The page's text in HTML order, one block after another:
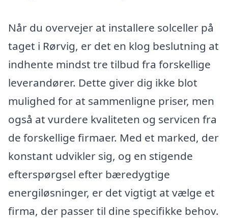
Når du overvejer at installere solceller på
taget i Rørvig, er det en klog beslutning at
indhente mindst tre tilbud fra forskellige
leverandører. Dette giver dig ikke blot
mulighed for at sammenligne priser, men
også at vurdere kvaliteten og servicen fra
de forskellige firmaer. Med et marked, der
konstant udvikler sig, og en stigende
efterspørgsel efter bæredygtige
energiløsninger, er det vigtigt at vælge et
firma, der passer til dine specifikke behov.